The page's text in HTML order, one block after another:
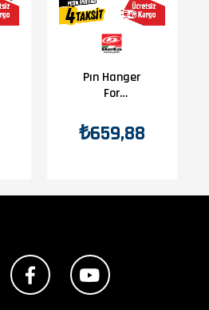
Pın Hanger
For
Beta Orj Yp
B10-1
₺659,88